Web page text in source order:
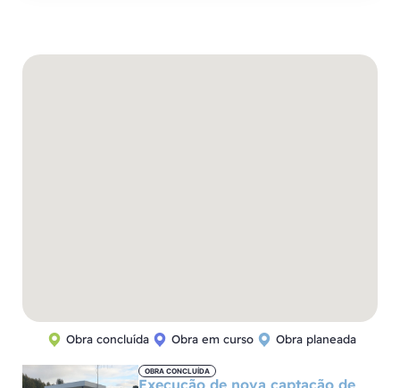
OBRA CONCLUÍDA
Execução de nova captação de
Obra concluída Obra em curso Obra planeada